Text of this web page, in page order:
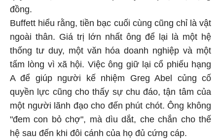
đồng.
Buffett hiểu rằng, tiền bạc cuối cùng cũng chỉ là vật
ngoài thân. Giá trị lớn nhất ông để lại là một hệ
thống tư duy, một văn hóa doanh nghiệp và một
tấm lòng vì xã hội. Việc ông giữ lại cổ phiếu hạng
A để giúp người kế nhiệm Greg Abel củng cố
quyền lực cũng cho thấy sự chu đáo, tận tâm của
một người lãnh đạo cho đến phút chót. Ông không
"đem con bỏ chợ", mà dìu dắt, che chắn cho thế
hệ sau đến khi đôi cánh của họ đủ cứng cáp.